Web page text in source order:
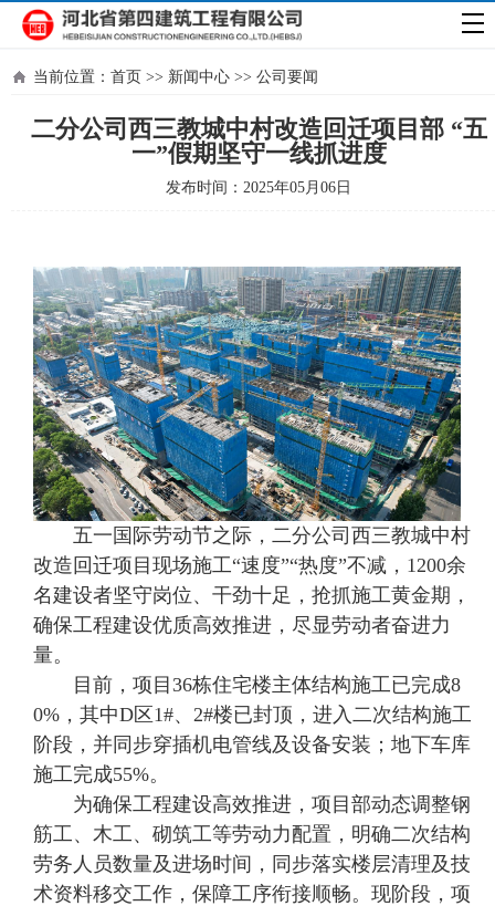
当前位置： 首页 >> 新闻中心 >> 公司要闻
二分公司西三教城中村改造回迁项目部 “五
一”假期坚守一线抓进度
发布时间：2025年05月06日
五一国际劳动节之际，二分公司西三教城中村
改造回迁项目现场施工“速度”“热度”不减，1200余
名建设者坚守岗位、干劲十足，抢抓施工黄金期，
确保工程建设优质高效推进，尽显劳动者奋进力
量。
目前，项目36栋住宅楼主体结构施工已完成8
0%，其中D区1#、2#楼已封顶，进入二次结构施工
阶段，并同步穿插机电管线及设备安装；地下车库
施工完成55%。
为确保工程建设高效推进，项目部动态调整钢
筋工、木工、砌筑工等劳动力配置，明确二次结构
劳务人员数量及进场时间，同步落实楼层清理及技
术资料移交工作，保障工序衔接顺畅。现阶段，项